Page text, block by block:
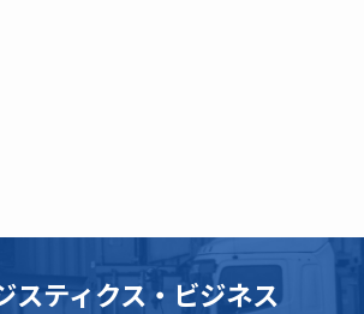
スティクス・ビジネス